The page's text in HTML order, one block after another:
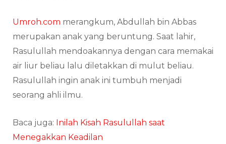
Umroh.com merangkum, Abdullah bin Abbas
merupakan anak yang beruntung. Saat lahir,
Rasulullah mendoakannya dengan cara memakai
air liur beliau lalu diletakkan di mulut beliau.
Rasulullah ingin anak ini tumbuh menjadi
seorang ahli ilmu.
Baca juga: Inilah Kisah Rasulullah saat
Menegakkan Keadilan